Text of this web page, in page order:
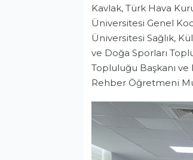
Kavlak, Türk Hava
Üniversitesi Genel
Üniversitesi Sağlık,
ve Doğa Sporları
Topluluğu Başkanı
Rehber Öğretmeni